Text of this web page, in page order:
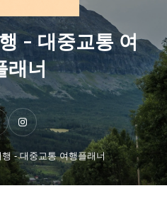
- 대중교통 여
래너
I
n
s
- 대중교통 여행플래너